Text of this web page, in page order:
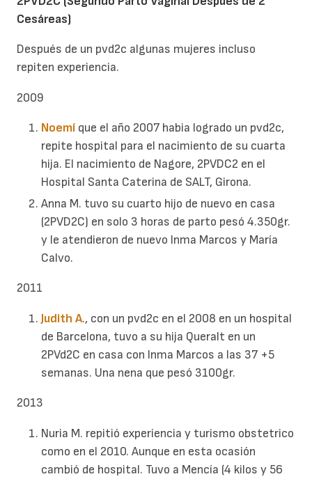
Cesáreas)
Después de un pvd2c algunas mujeres incluso
repiten experiencia.
2009
Noemí que el año 2007 habia logrado un pvd2c,
repite hospital para el nacimiento de su cuarta
hija. El nacimiento de Nagore, 2PVDC2 en el
Hospital Santa Caterina de SALT, Girona.
Anna M. tuvo su cuarto hijo de nuevo en casa
(2PVD2C) en solo 3 horas de parto pesó 4.350gr.
y le atendieron de nuevo Inma Marcos y María
Calvo.
2011
Judith A., con un pvd2c en el 2008 en un hospital
de Barcelona, tuvo a su hija Queralt en un
2PVd2C en casa con Inma Marcos a las 37 +5
semanas. Una nena que pesó 3100gr.
2013
Nuria M. repitió experiencia y turismo obstetrico
como en el 2010. Aunque en esta ocasión
cambió de hospital. Tuvo a Mencía (4 kilos y 56